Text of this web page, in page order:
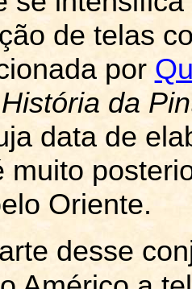
de telas
por
História da
data de
muito
Oriente.
desse